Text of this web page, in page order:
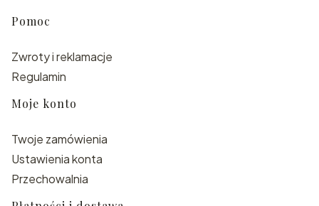
Linki w stopce
Pomoc
Zwroty i reklamacje
Regulamin
Moje konto
Twoje zamówienia
Ustawienia konta
Przechowalnia